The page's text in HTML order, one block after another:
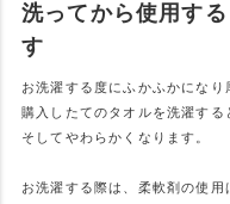
洗ってから使用す
す
お洗濯する度にふかふかになり
購入したてのタオルを洗濯する
そしてやわらかくなります。
お洗濯する際は、柔軟剤の使